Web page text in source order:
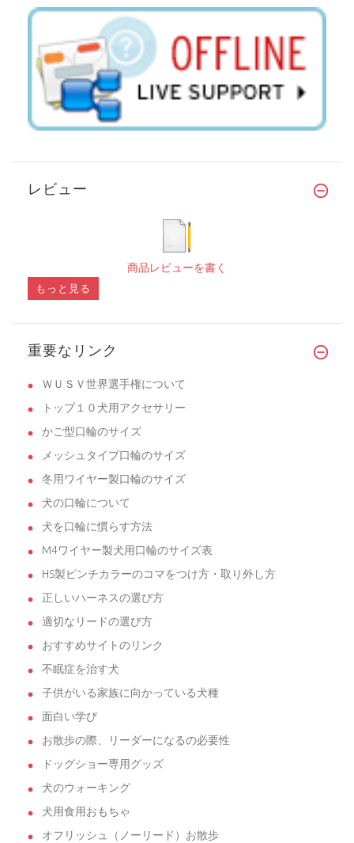
レビュー
商品レビューを書く
もっと見る
重要なリンク
ＷＵＳＶ世界選手権について
トップ１０犬用アクセサリー
かご型口輪のサイズ
メッシュタイプ口輪のサイズ
冬用ワイヤー製口輪のサイズ
犬の口輪について
犬を口輪に慣らす方法
M4ワイヤー製犬用口輪のサイズ表
HS製ピンチカラーのコマをつけ方・取り外し方
正しいハーネスの選び方
適切なリードの選び方
おすすめサイトのリンク
不眠症を治す犬
子供がいる家族に向かっている犬種
面白い学び
お散歩の際、リーダーになるの必要性
ドッグショー専用グッズ
犬のウォーキング
犬用食用おもちゃ
オフリッシュ（ノーリード）お散歩